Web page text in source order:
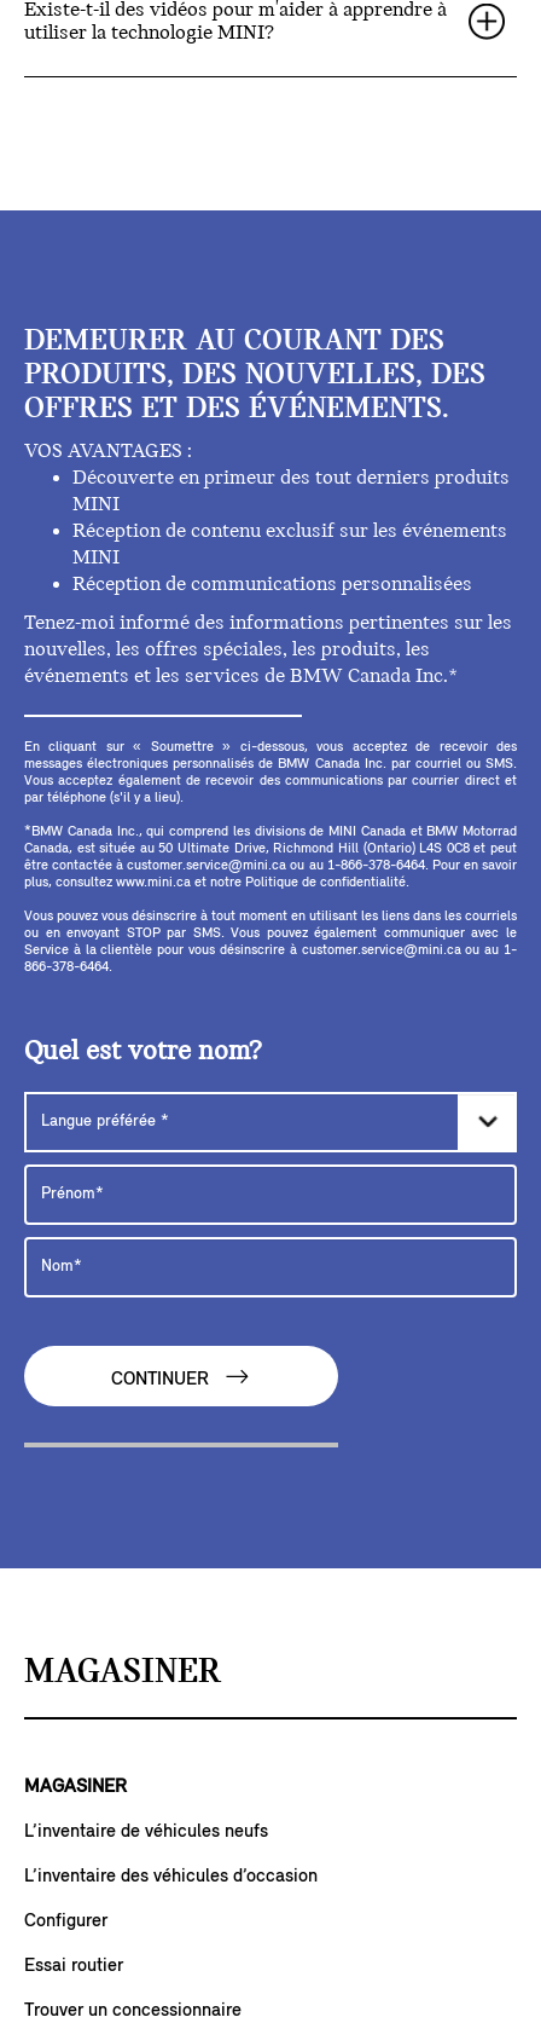
Existe-t-il des vidéos pour m'aider à apprendre à
utiliser la technologie MINI?
DEMEURER AU COURANT DES
PRODUITS, DES NOUVELLES, DES
OFFRES ET DES ÉVÉNEMENTS.
VOS AVANTAGES :
Découverte en primeur des tout derniers produits
MINI
Réception de contenu exclusif sur les événements
MINI
Réception de communications personnalisées
Tenez-moi informé des informations pertinentes sur les
nouvelles, les offres spéciales, les produits, les
événements et les services de BMW Canada Inc.*
En cliquant sur « Soumettre » ci-dessous, vous acceptez de recevoir des
messages électroniques personnalisés de BMW Canada Inc. par courriel ou SMS.
Vous acceptez également de recevoir des communications par courrier direct et
par téléphone (s'il y a lieu).
*BMW Canada Inc., qui comprend les divisions de MINI Canada et BMW Motorrad
Canada, est située au 50 Ultimate Drive, Richmond Hill (Ontario) L4S 0C8 et peut
être contactée à customer.service@mini.ca ou au 1-866-378-6464. Pour en savoir
plus, consultez www.mini.ca et notre Politique de confidentialité.
Vous pouvez vous désinscrire à tout moment en utilisant les liens dans les courriels
ou en envoyant STOP par SMS. Vous pouvez également communiquer avec le
Service à la clientèle pour vous désinscrire à customer.service@mini.ca ou au 1-
866-378-6464.
Quel est votre nom?
CONTINUER
MAGASINER
MAGASINER
L’inventaire de véhicules neufs
L’inventaire des véhicules d’occasion
Configurer
Essai routier
Trouver un concessionnaire